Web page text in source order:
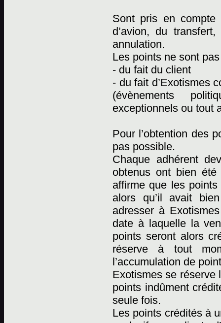
Sont pris en compte
d’avion, du
annulation.
Les points ne sont
- du fait du client
- du fait d’Exotismes
(évènements
exceptionnels ou tout
Pour l’obtention des
pas possible.
Chaque adhérent
obtenus ont bien
affirme que les
alors qu’il avait
adresser à
date à laquelle la
points seront alors
réserve à tout
l’accumulation de
Exotismes se réserve
points indûment
seule fois.
Les points crédités à